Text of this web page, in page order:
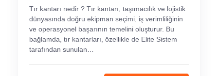
Tır kantarı nedir ? Tır kantarı; taşımacılık ve lojistik
dünyasında doğru ekipman seçimi, iş verimliliğinin
ve operasyonel başarının temelini oluşturur. Bu
bağlamda, tır kantarları, özellikle de Elite Sistem
tarafından sunulan…